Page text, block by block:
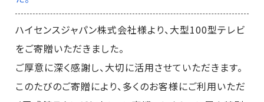
ハイセンスジャパン株式会社様より、大型100型テレビ
をご寄贈いただきました。
ご厚意に深く感謝し、大切に活用させていただきます。
このたびのご寄贈により、多くのお客様にご利用いただ